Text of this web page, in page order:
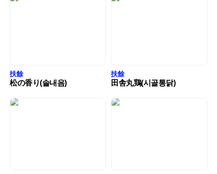
扶餘
松の香り(솔내음)
扶餘
田舎丸鶏(시골통닭)